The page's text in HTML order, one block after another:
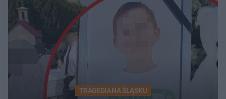
TRAGEDIA NA ŚLĄSKU